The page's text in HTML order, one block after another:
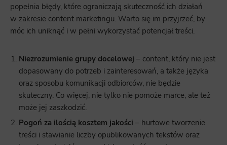
popełnia błędy, które ograniczają skuteczność ich działań
w zakresie content marketingu. Warto się im przyjrzeć, by
móc ich uniknąć i w pełni wykorzystać potencjał treści.
Niezrozumienie grupy docelowej – content, który nie jest
dopasowany do potrzeb i zainteresowań, a także języka
oraz sposobu komunikacji odbiorców, nie będzie
skuteczny. Co więcej, nie tylko nie pomoże marce, ale też
może jej zaszkodzić.
Pogoń za ilością kosztem jakości – hurtowe tworzenie
treści i stawianie liczby opublikowanych tekstów oraz